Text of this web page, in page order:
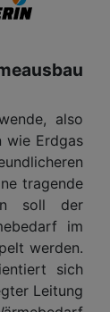
also
wie Erdgas
tragende
soll der
im
werden.
sich
Leitung